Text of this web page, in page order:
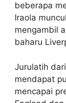
beberapa
Iraola
mengambil
baharu
Jurulatih
mendapat
mencapai